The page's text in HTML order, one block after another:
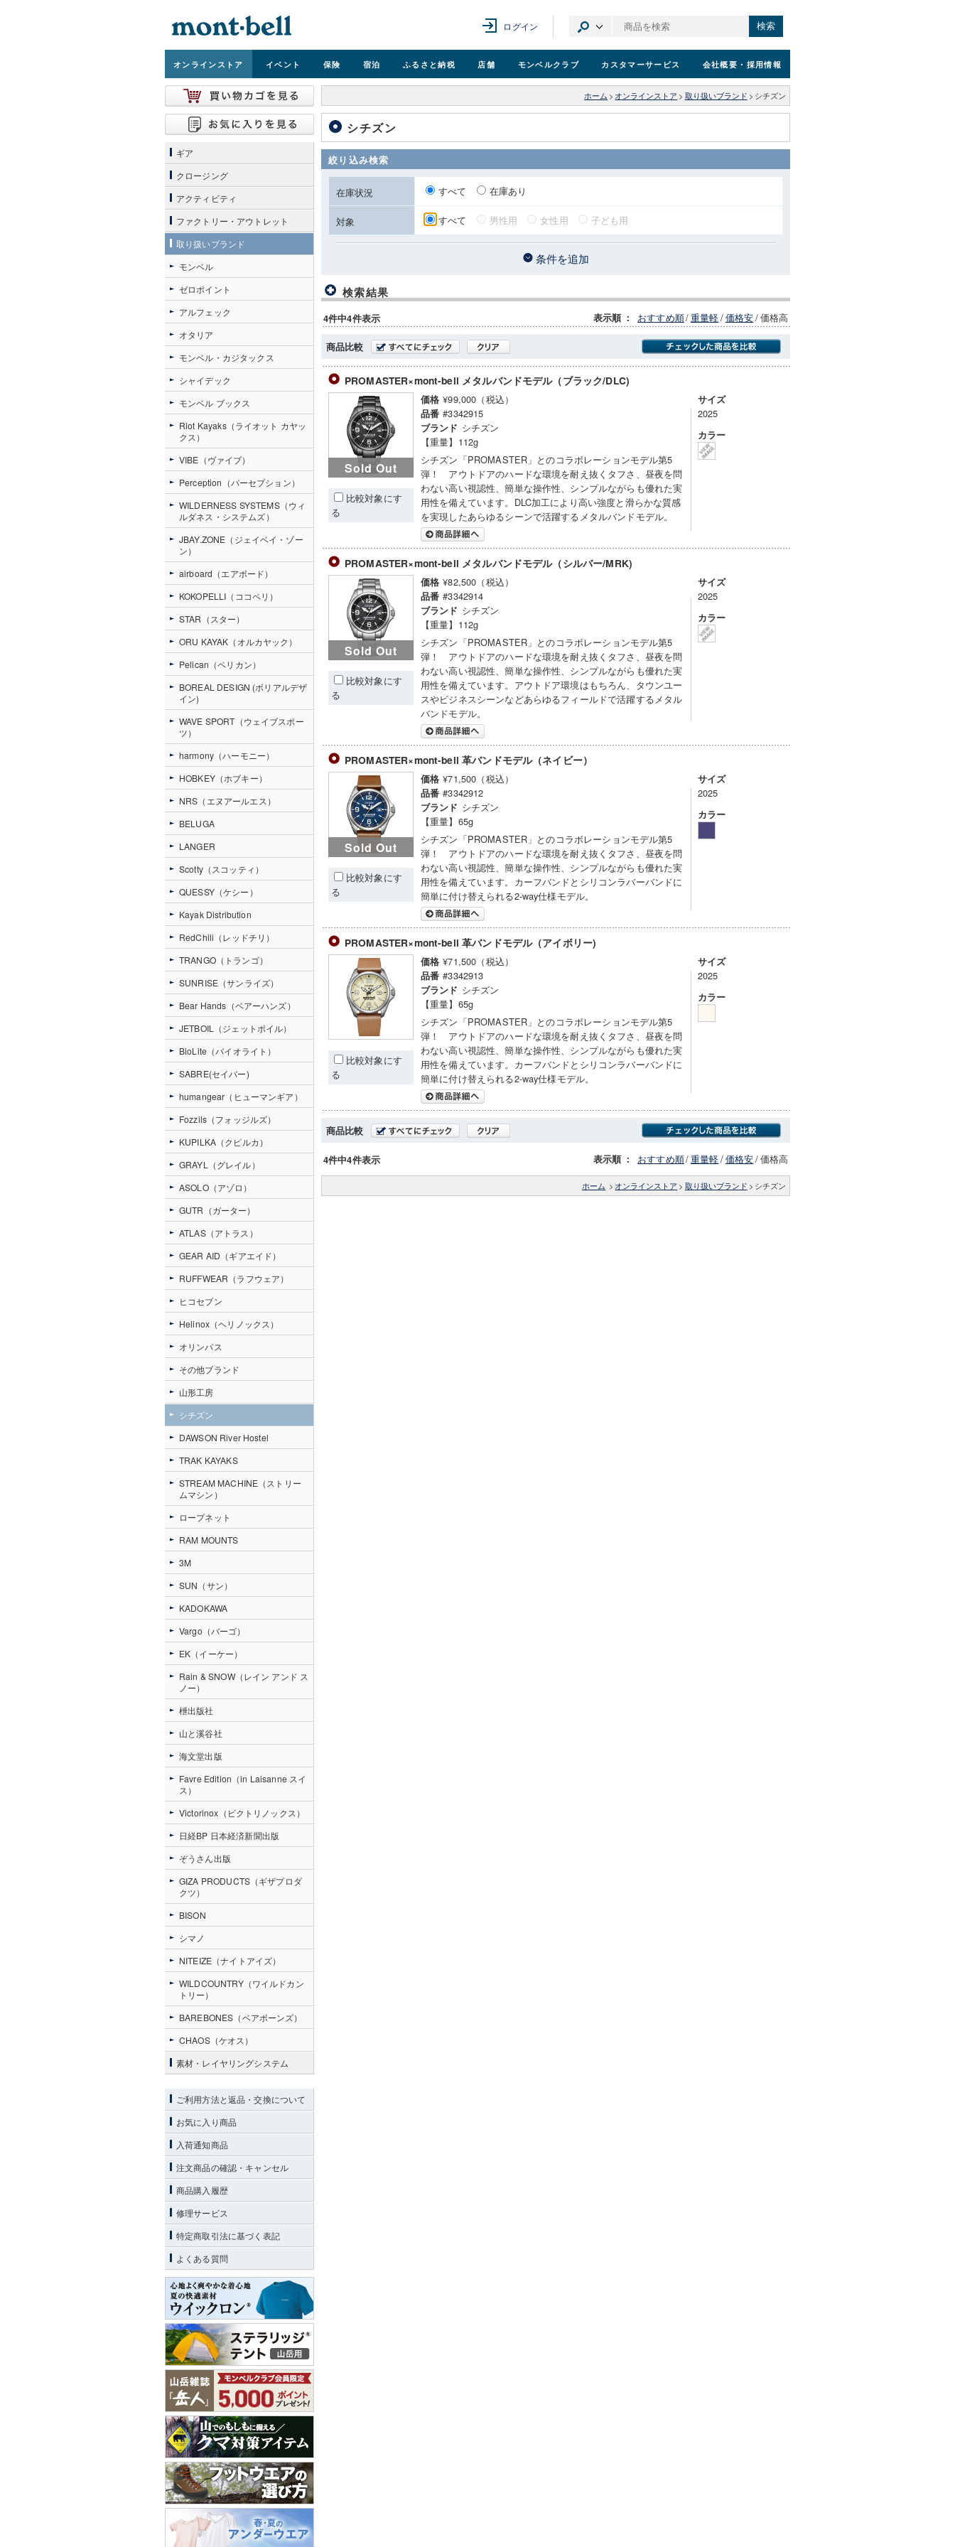
ログイン 検索
オンラインストア イベント 保険 宿泊 ふるさと納税 店舗 モンベルクラブ カスタマーサービス 会社概要 ・採用情報
ホーム > オンラインストア > 取り扱いブランド > シチズン
シチズン
絞り込み検索
在庫状況 すべて 在庫あり
対象 すべて 男性用 女性用 子ども用
条件を追加
検索結果
4件中4件表示 表示順 ： おすすめ順/重量軽/価格安/価格高
商品比較
PROMASTER×mont-bell メタルバンドモデル（ブラック/DLC)
Sold Out
比較対象にす
る
価格 ¥99,000（税込）
品番 #3342915
ブランド シチズン
【重量】112g
シチズン「PROMASTER」とのコラボレーションモデル第5
弾！ アウトドアのハードな環境を耐え抜くタフさ、昼夜を問
わない高い視認性、簡単な操作性、シンプルながらも優れた実
用性を備えています。DLC加工により高い強度と滑らかな質感
を実現したあらゆるシーンで活躍するメタルバンドモデル。
サイズ
2025
カラー
PROMASTER×mont-bell メタルバンドモデル（シルバー/MRK)
Sold Out
比較対象にす
る
価格 ¥82,500（税込）
品番 #3342914
ブランド シチズン
【重量】112g
シチズン「PROMASTER」とのコラボレーションモデル第5
弾！ アウトドアのハードな環境を耐え抜くタフさ、昼夜を問
わない高い視認性、簡単な操作性、シンプルながらも優れた実
用性を備えています。アウトドア環境はもちろん、タウンユー
スやビジネスシーンなどあらゆるフィールドで活躍するメタル
バンドモデル。
サイズ
2025
カラー
PROMASTER×mont-bell 革バンドモデル（ネイビー）
Sold Out
比較対象にす
る
価格 ¥71,500（税込）
品番 #3342912
ブランド シチズン
【重量】65g
シチズン「PROMASTER」とのコラボレーションモデル第5
弾！ アウトドアのハードな環境を耐え抜くタフさ、昼夜を問
わない高い視認性、簡単な操作性、シンプルながらも優れた実
用性を備えています。カーフバンドとシリコンラバーバンドに
簡単に付け替えられる2-way仕様モデル。
サイズ
2025
カラー
PROMASTER×mont-bell 革バンドモデル（アイボリー)
比較対象にす
る
価格 ¥71,500（税込）
品番 #3342913
ブランド シチズン
【重量】65g
シチズン「PROMASTER」とのコラボレーションモデル第5
弾！ アウトドアのハードな環境を耐え抜くタフさ、昼夜を問
わない高い視認性、簡単な操作性、シンプルながらも優れた実
用性を備えています。カーフバンドとシリコンラバーバンドに
簡単に付け替えられる2-way仕様モデル。
サイズ
2025
カラー
商品比較
4件中4件表示 表示順 ： おすすめ順/重量軽/価格安/価格高
ホーム > オンラインストア > 取り扱いブランド > シチズン
ギア
クロージング
アクティビティ
ファクトリー・アウトレット
取り扱いブランド
モンベル
ゼロポイント
アルフェック
オタリア
モンベル・カジタックス
シャイデック
モンベル ブックス
Riot Kayaks（ライオット カヤッ
クス）
VIBE（ヴァイブ）
Perception（パーセプション）
WILDERNESS SYSTEMS（ウィ
ルダネス・システムズ）
JBAY.ZONE（ジェイベイ・ゾー
ン）
airboard（エアボード）
KOKOPELLI（ココペリ）
STAR（スター）
ORU KAYAK（オルカヤック）
Pelican（ペリカン）
BOREAL DESIGN (ボリアルデザ
イン)
WAVE SPORT（ウェイブスポー
ツ）
harmony（ハーモニー）
HOBKEY（ホブキー）
NRS（エヌアールエス）
BELUGA
LANGER
Scotty（スコッティ）
QUESSY（ケシー）
Kayak Distribution
RedChili（レッドチリ）
TRANGO（トランゴ）
SUNRISE（サンライズ）
Bear Hands（ベアーハンズ）
JETBOIL（ジェットボイル）
BioLite（バイオライト）
SABRE(セイバー)
humangear（ヒューマンギア）
Fozzils（フォッジルズ）
KUPILKA（クピルカ）
GRAYL（グレイル）
ASOLO（アゾロ）
GUTR（ガーター）
ATLAS（アトラス）
GEAR AID（ギアエイド）
RUFFWEAR（ラフウェア）
ヒコセブン
Helinox（ヘリノックス）
オリンパス
その他ブランド
山形工房
シチズン
DAWSON River Hostel
TRAK KAYAKS
STREAM MACHINE（ストリー
ムマシン）
ロープネット
RAM MOUNTS
3M
SUN（サン）
KADOKAWA
Vargo（バーゴ）
EK（イーケー）
Rain & SNOW（レイン アンド ス
ノー）
枻出版社
山と溪谷社
海文堂出版
Favre Edition（in Laisanne スイ
ス）
Victorinox（ビクトリノックス）
日経BP 日本経済新聞出版
ぞうさん出版
GIZA PRODUCTS（ギザプロダ
クツ）
BISON
シマノ
NITEIZE（ナイトアイズ）
WILDCOUNTRY（ワイルドカン
トリー）
BAREBONES（ベアボーンズ）
CHAOS（ケオス）
素材・レイヤリングシステム
ご利用方法と返品・交換について
お気に入り商品
入荷通知商品
注文商品の確認・キャンセル
商品購入履歴
修理サービス
特定商取引法に基づく表記
よくある質問